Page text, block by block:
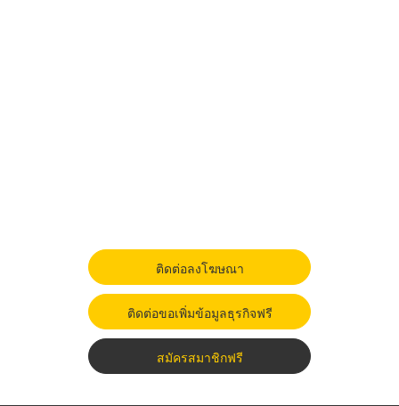
ติดต่อลงโฆษณา
ติดต่อขอเพิ่มข้อมูลธุรกิจฟรี
สมัครสมาชิกฟรี